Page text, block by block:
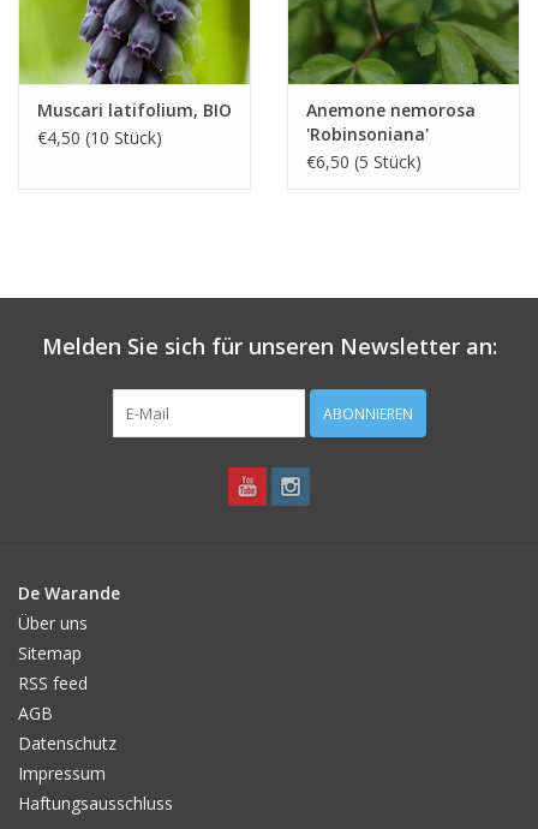
Muscari latifolium, BIO
€4,50 (10 Stück)
Anemone nemorosa
'Robinsoniana'
€6,50 (5 Stück)
Melden Sie sich für unseren Newsletter an:
ABONNIEREN
De Warande
Über uns
Sitemap
RSS feed
AGB
Datenschutz
Impressum
Haftungsausschluss